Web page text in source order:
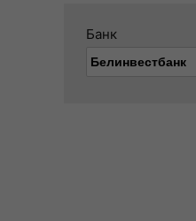
Банк